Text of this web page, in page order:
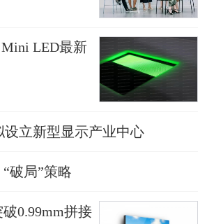
LED最新
设立新型显示产业中心
破局”策略
0.99mm拼接